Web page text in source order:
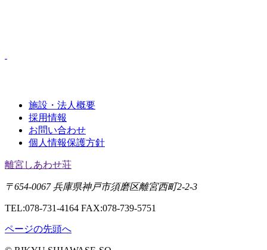
施設・法人概要
採用情報
お問い合わせ
個人情報保護方針
離宮しあわせ荘
〒654-0067 兵庫県神戸市須磨区離宮西町2-2-3
TEL:078-731-4164 FAX:078-739-5751
ページの先頭へ